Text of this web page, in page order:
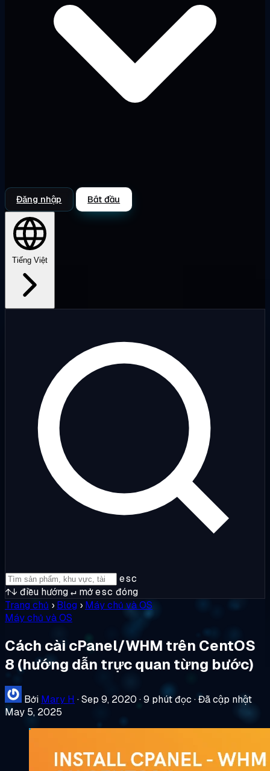
Đăng nhập Bắt đầu
Tiếng Việt
esc
↑↓ điều hướng↵ mởesc đóng
Trang chủ › Blog › Máy chủ và OS
Máy chủ và OS
Cách cài cPanel/WHM trên CentOS
8 (hướng dẫn trực quan từng bước)
Bởi Mary H ·Sep 9, 2020 ·9 phút đọc ·Đã cập nhật
May 5, 2025